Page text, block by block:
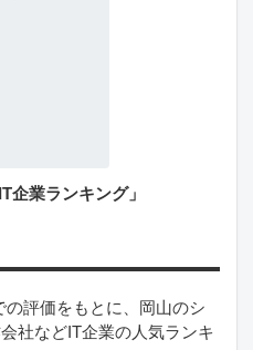
企業ランキング」
評価をもとに、岡山のシ
社などIT企業の人気ランキ